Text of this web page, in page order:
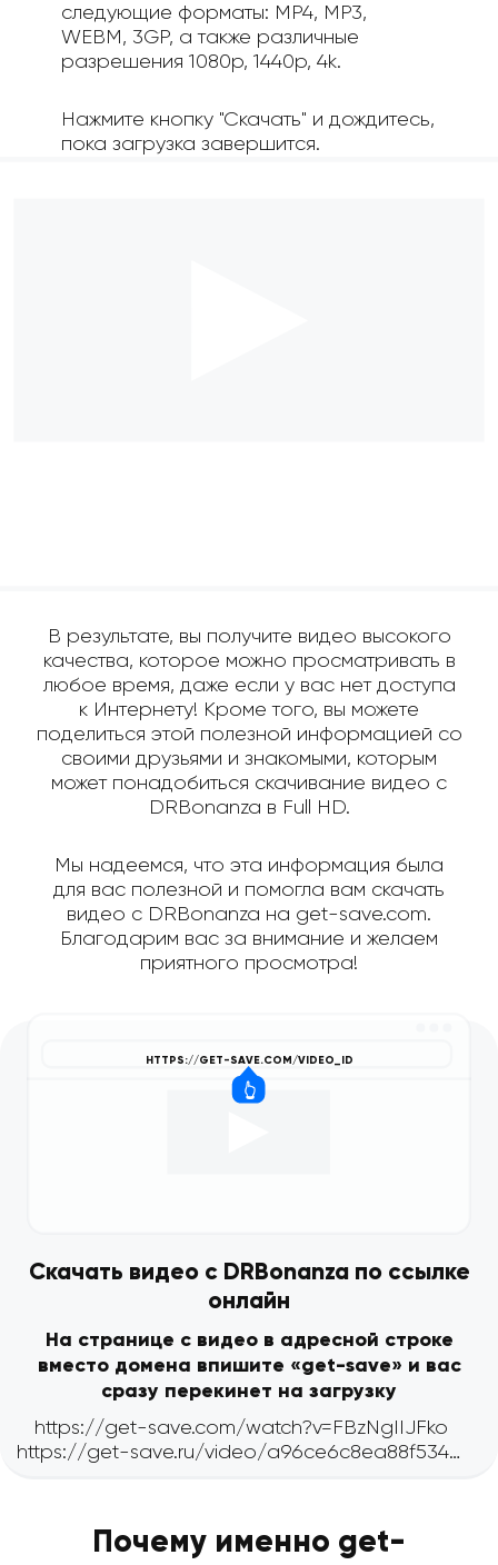
следующие форматы: MP4, MP3,
WEBM, 3GP, а также различные
разрешения 1080p, 1440p, 4k.
Нажмите кнопку "Скачать" и дождитесь,
пока загрузка завершится.
В результате, вы получите видео высокого
качества, которое можно просматривать в
любое время, даже если у вас нет доступа
к Интернету! Кроме того, вы можете
поделиться этой полезной информацией со
своими друзьями и знакомыми, которым
может понадобиться скачивание видео с
DRBonanza в Full HD.
Мы надеемся, что эта информация была
для вас полезной и помогла вам скачать
видео с DRBonanza на get-save.com.
Благодарим вас за внимание и желаем
приятного просмотра!
Скачать видео с DRBonanza по ссылке
онлайн
На странице с видео в адресной строке
вместо домена впишите «get-save» и вас
сразу перекинет на загрузку
Почему именно get-